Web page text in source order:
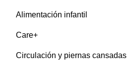
Alimentación infantil
Care+
Circulación y piernas cansadas